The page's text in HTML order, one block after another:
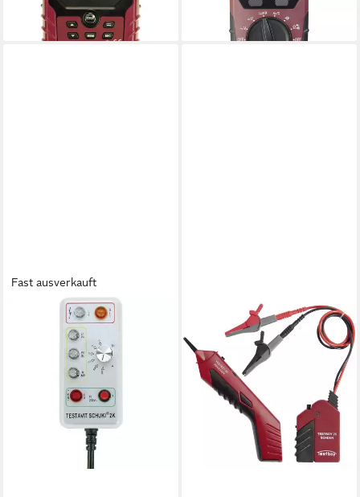
ab 751,32 €
lieferbar - in 2-3 Werktagen bei dir
ab 47,51 €
lieferbar - in 2-3 Werktagen bei dir
Fast ausverkauft
Spannungsprüfer
Steckdosentester Testavit
Schuki® 2K Testavit Schuki 2K
lieferbar - in 2-3 Werktagen bei dir